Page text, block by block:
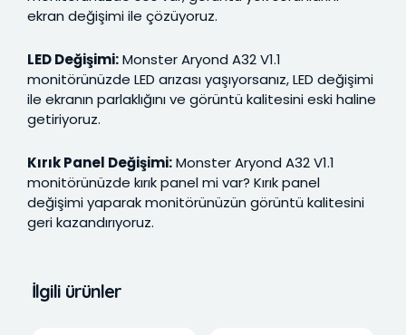
ekran değişimi ile çözüyoruz.
LED Değişimi:Monster Aryond A32 V1.1
monitörünüzde LED arızası yaşıyorsanız, LED değişimi
ile ekranın parlaklığını ve görüntü kalitesini eski haline
getiriyoruz.
Kırık Panel Değişimi:Monster Aryond A32 V1.1
monitörünüzde kırık panel mi var? Kırık panel
değişimi yaparak monitörünüzün görüntü kalitesini
geri kazandırıyoruz.
İlgili ürünler